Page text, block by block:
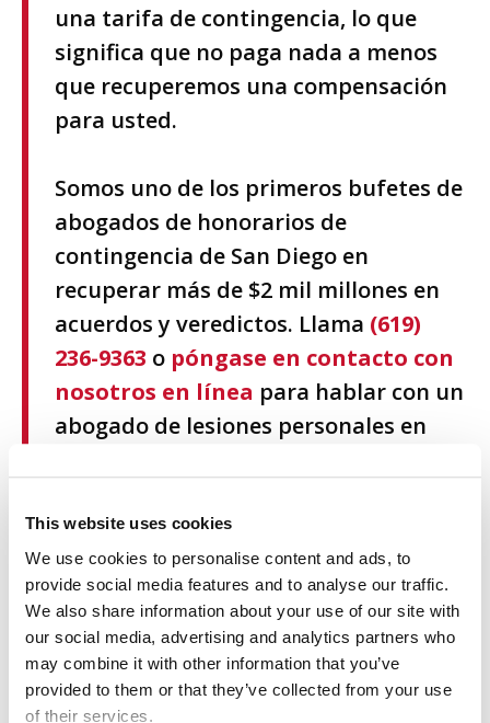
This website uses cookies
We use cookies to personalise content and ads, to
provide social media features and to analyse our traffic.
We also share information about your use of our site with
our social media, advertising and analytics partners who
may combine it with other information that you’ve
provided to them or that they’ve collected from your use
of their services.
una tarifa de contingencia, lo que
significa que no paga nada a menos
que recuperemos una compensación
para usted.
Somos uno de los primeros bufetes de
abogados de honorarios de
contingencia de San Diego en
recuperar más de $2 mil millones en
acuerdos y veredictos. Llama (619)
236-9363 o póngase en contacto con
nosotros en línea para hablar con un
abogado de lesiones personales en
Demostrar negligencia en su
reclamación por lesiones
personales en Carlsbad